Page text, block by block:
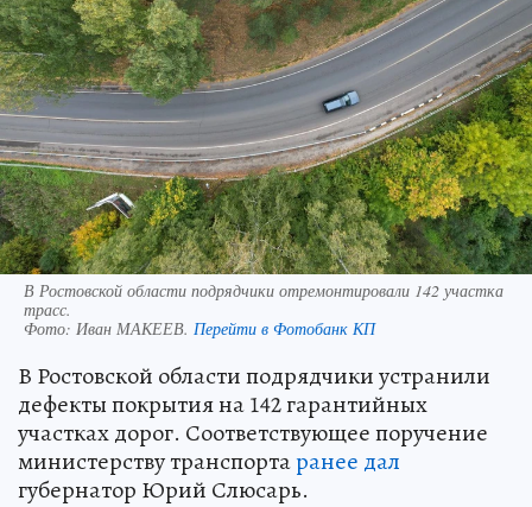
В Ростовской области подрядчики отремонтировали 142 участка
трасс.
Фото: Иван МАКЕЕВ. Перейти в Фотобанк КП
В Ростовской области подрядчики устранили
дефекты покрытия на 142 гарантийных
участках дорог. Соответствующее поручение
министерству транспортаранее дал
губернатор Юрий Слюсарь.